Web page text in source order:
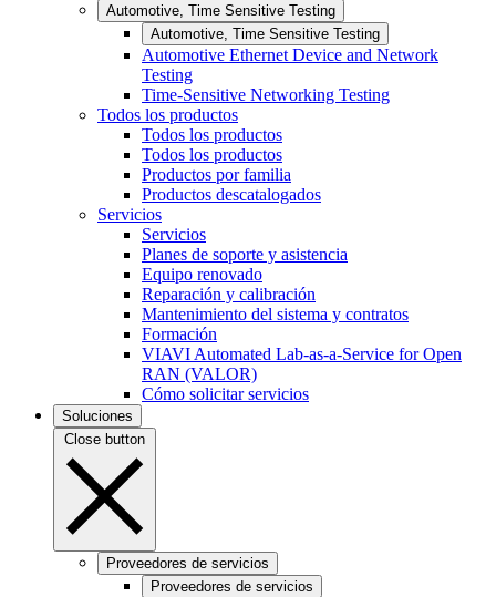
Automotive, Time Sensitive Testing
Automotive, Time Sensitive Testing
Automotive Ethernet Device and Network
Testing
Time-Sensitive Networking Testing
Todos los productos
Todos los productos
Todos los productos
Productos por familia
Productos descatalogados
Servicios
Servicios
Planes de soporte y asistencia
Equipo renovado
Reparación y calibración
Mantenimiento del sistema y contratos
Formación
VIAVI Automated Lab-as-a-Service for Open
RAN (VALOR)
Cómo solicitar servicios
Soluciones
Close button
Proveedores de servicios
Proveedores de servicios